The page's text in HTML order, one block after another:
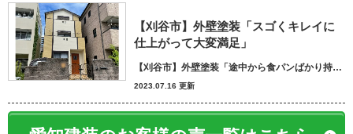
【刈谷市】外壁塗装「スゴくキレイに
仕上がって大変満足」
【刈谷市】外壁塗装「途中から食パンばかり持ってきてパン屋さんかと思いました笑」
2023.07.16 更新